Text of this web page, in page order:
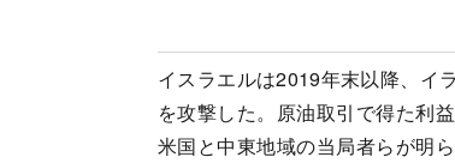
イスラエルは2019年末以降、イ
を攻撃した。原油取引で得た利
米国と中東地域の当局者らが明